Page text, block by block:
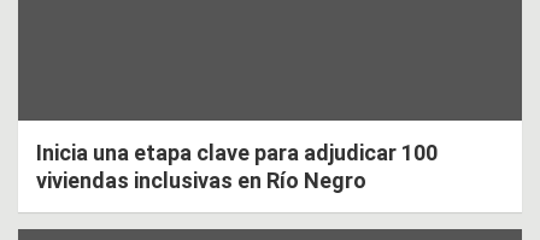
Inicia una etapa clave para adjudicar 100
viviendas inclusivas en Río Negro